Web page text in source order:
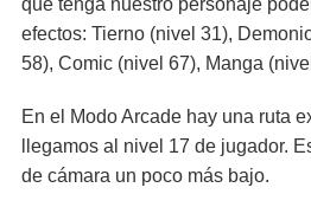
que tenga nuestro personaje
efectos: Tierno (nivel 31),
58), Comic (nivel 67), Manga
En el Modo Arcade hay una ruta
llegamos al nivel 17 de jugador.
de cámara un poco más bajo.